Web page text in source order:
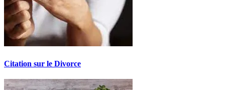
Citation sur le Divorce